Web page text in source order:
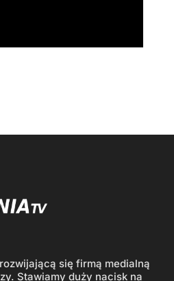
się firmą medialną
Stawiamy duży nacisk na